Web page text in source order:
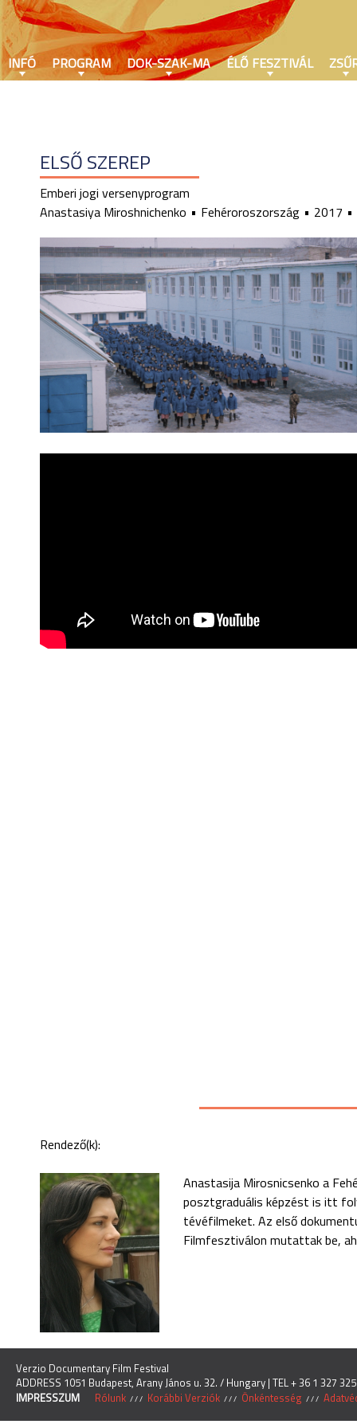
ELSŐ SZEREP
Emberi jogi versenyprogram
Anastasiya Miroshnichenko
Fehéroroszország 2017
Rendező(k):
Anastasija Mirosnicsenko a
posztgraduális képzést is itt
tévéfilmeket. Az első
Filmfesztiválon mutattak be,
INFÓ PROGRAM DOK-SZAK-MA ÉLŐ FESZTIVÁL
Verzio Documentary Film Festival
ADDRESS 1051 Budapest, Arany János u. 32. / Hungary | TEL + 36 1 327
IMPRESSZUM
Rólunk Korábbi Verziók Önkéntesség